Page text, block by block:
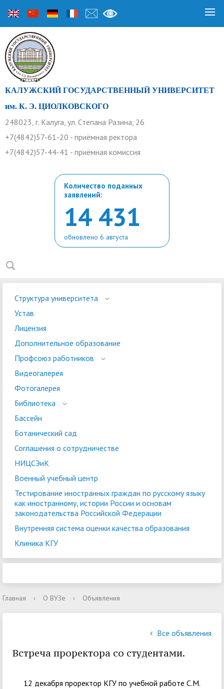
КАЛУЖСКИЙ ГОСУДАРСТВЕННЫЙ УНИВЕРСИТЕТ
им. К. Э. ЦИОЛКОВСКОГО
248023, г. Калуга, ул. Степана Разина, 26
+7(4842)57-61-20 - приёмная ректора
+7(4842)57-44-41 - приёмная комиссия
Количество поданных
заявлений:
14 431
обновлено 6 августа
Структура университета
Устав
Лицензия
Дополнительное образование
Профсоюз работников
Видеогалерея
Фотогалерея
Библиотека
Бассейн
Ботанический сад
Соглашения о сотрудничестве
НИЦСЭиК
Военный учебный центр
Тестирование иностранных граждан по русскому языку
как иностранному, истории России и основам
законодательства Российской Федерации
Внутренняя система оценки качества образования
Клиника КГУ
Главная › О ВУЗе › Объявления
Все объявления
Встреча проректора со студентами.
12 декабря проректор КГУ по учебной работе С.М.